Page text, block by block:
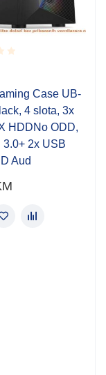
Case UB-
4 slota, 3x
HDDNo ODD,
3.0+ 2x USB
Aud